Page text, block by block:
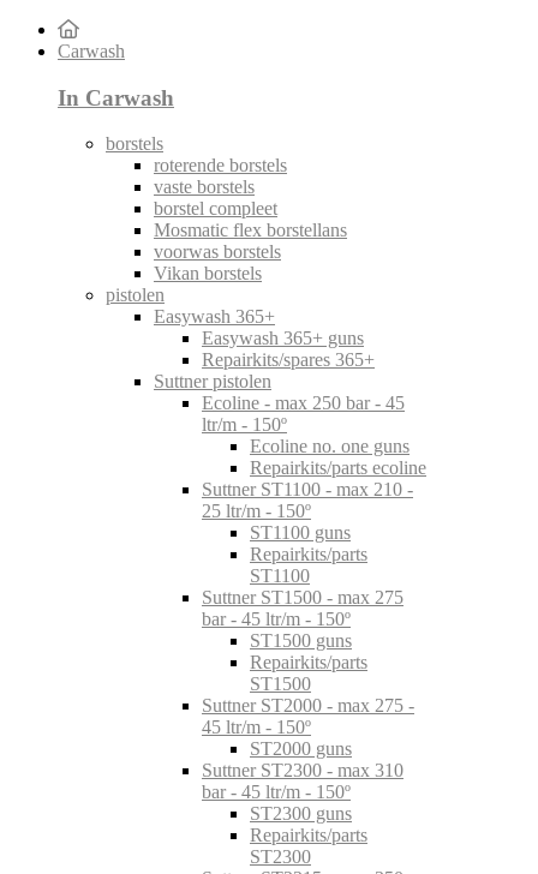
Carwash
In Carwash
borstels
roterende borstels
vaste borstels
borstel compleet
Mosmatic flex borstellans
voorwas borstels
Vikan borstels
pistolen
Easywash 365+
Easywash 365+ guns
Repairkits/spares 365+
Suttner pistolen
Ecoline - max 250 bar - 45
ltr/m - 150º
Ecoline no. one guns
Repairkits/parts ecoline
Suttner ST1100 - max 210 -
25 ltr/m - 150º
ST1100 guns
Repairkits/parts
ST1100
Suttner ST1500 - max 275
bar - 45 ltr/m - 150º
ST1500 guns
Repairkits/parts
ST1500
Suttner ST2000 - max 275 -
45 ltr/m - 150º
ST2000 guns
Suttner ST2300 - max 310
bar - 45 ltr/m - 150º
ST2300 guns
Repairkits/parts
ST2300